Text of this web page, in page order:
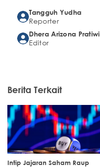
Tangguh Yudha
Reporter
Dhera Arizona Pratiwi
Editor
Berita Terkait
Intip Jajaran Saham Raup